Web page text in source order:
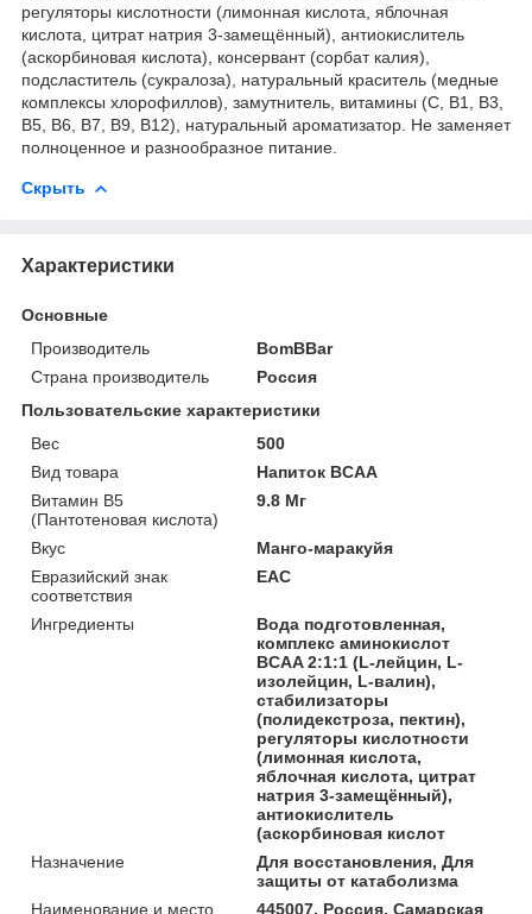
регуляторы кислотности (лимонная кислота, яблочная
кислота, цитрат натрия 3-замещённый), антиокислитель
(аскорбиновая кислота), консервант (сорбат калия),
подсластитель (сукралоза), натуральный краситель (медные
комплексы хлорофиллов), замутнитель, витамины (C, B1, B3,
B5, B6, B7, B9, B12), натуральный ароматизатор. Не заменяет
полноценное и разнообразное питание.
Скрыть
Характеристики
Основные
Производитель
BomBBar
Страна производитель
Россия
Пользовательские характеристики
Вес
500
Вид товара
Напиток BCAA
Витамин В5
(Пантотеновая кислота)
9.8 Мг
Вкус
Манго-маракуйя
Евразийский знак
соответствия
ЕАС
Ингредиенты
Вода подготовленная,
комплекс аминокислот
BCAA 2:1:1 (L-лейцин, L-
изолейцин, L-валин),
стабилизаторы
(полидекстроза, пектин),
регуляторы кислотности
(лимонная кислота,
яблочная кислота, цитрат
натрия 3-замещённый),
антиокислитель
(аскорбиновая кислот
Назначение
Для восстановления, Для
защиты от катаболизма
Наименование и место
445007, Россия, Самарская